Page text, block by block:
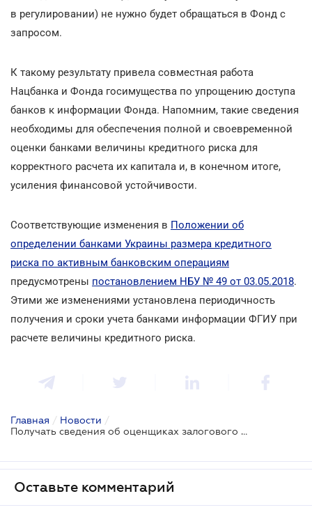
в регулировании) не нужно будет обращаться в Фонд с
запросом.
К такому результату привела совместная работа
Нацбанка и Фонда госимущества по упрощению доступа
банков к информации Фонда. Напомним, такие сведения
необходимы для обеспечения полной и своевременной
оценки банками величины кредитного риска для
корректного расчета их капитала и, в конечном итоге,
усиления финансовой устойчивости.
Соответствующие изменения в Положении об
определении банками Украины размера кредитного
риска по активным банковским операциям
предусмотрены постановлением НБУ № 49 от 03.05.2018.
Этими же изменениями установлена периодичность
получения и сроки учета банками информации ФГИУ при
расчете величины кредитного риска.
Главная / Новости /
Получать сведения об оценщиках залогового имущества банкам будет проще
Оставьте комментарий